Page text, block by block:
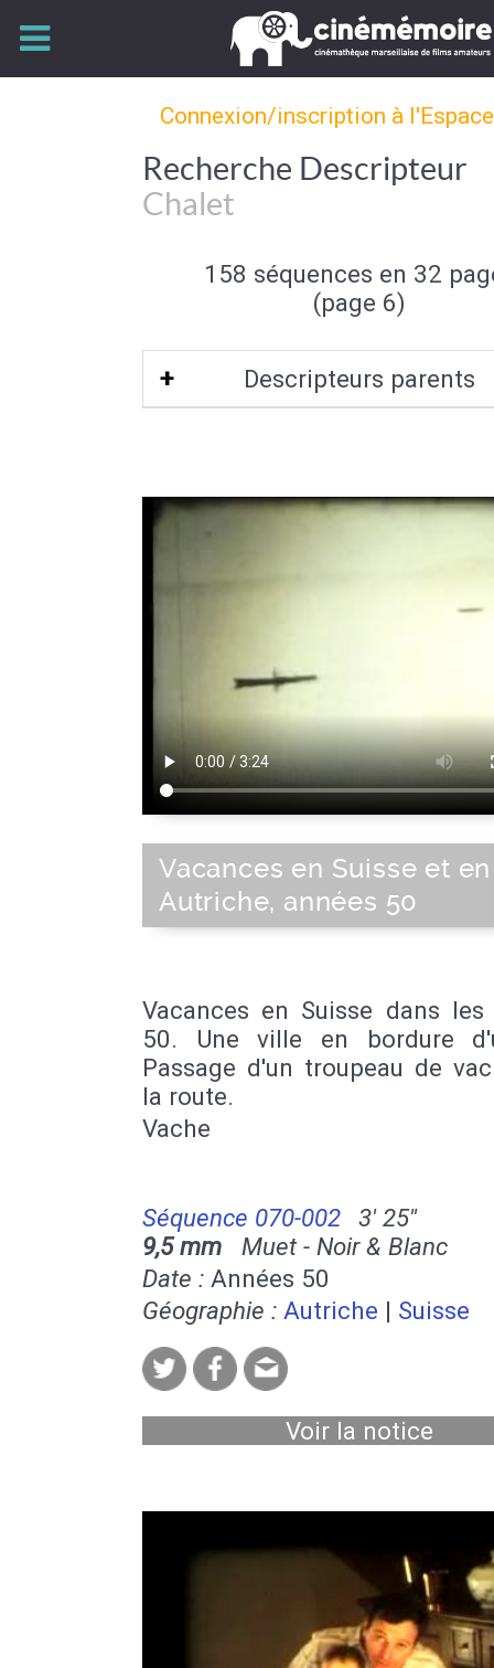
Connexion/inscription à
Recherche Descripteur
Chalet
158 séquences en 32
(page 6)
Descripteurs parents
Vacances en Suisse et en
Autriche, années 50
Vacances en Suisse dans les
50. Une ville en bordure
Passage d'un troupeau de
la route.
Vache
Séquence 070-002
3' 25''
9,5 mm Muet - Noir & Blanc
Date : Années 50
Géographie : Autriche | Suisse
Voir la notice